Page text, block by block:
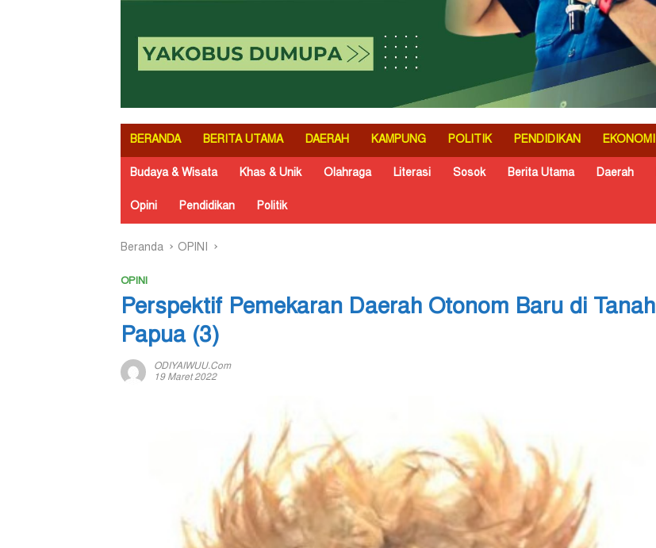
BERANDA BERITA UTAMA DAERAH KAMPUNG POLITIK PENDIDIKAN EKONOMI
Budaya & Wisata Khas & Unik Olahraga Literasi Sosok Berita Utama Daerah
Opini Pendidikan Politik
Beranda OPINI
OPINI
Perspektif Pemekaran Daerah Otonom Baru di Tanah
Papua (3)
ODIYAIWUU.com
19 Maret 2022